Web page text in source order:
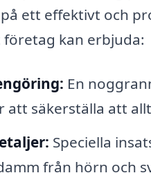
ett effektivt och
kan erbjuda:
En
att säkerställa att
Speciella
från hörn och